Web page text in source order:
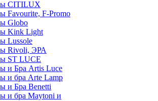
CITILUX
Favourite, F-Promo
Globo
Kink Light
Lussole
Rivoli, ЭРА
ST LUCE
и Бра Artis Luce
и бра Arte Lamp
и Бра Benetti
и бра Maytoni и